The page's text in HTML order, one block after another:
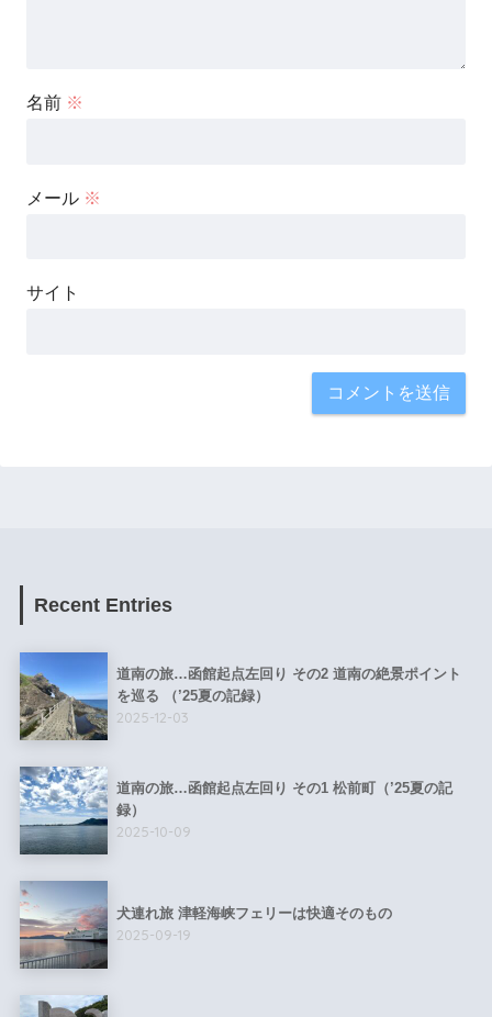
名前 ※
メール ※
サイト
Recent Entries
道南の旅…函館起点左回り その2 道南の絶景ポイント
を巡る （’25夏の記録）
2025-12-03
道南の旅…函館起点左回り その1 松前町（’25夏の記
録）
2025-10-09
犬連れ旅 津軽海峡フェリーは快適そのもの
2025-09-19